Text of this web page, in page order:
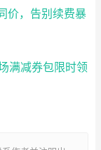
价，告别续费暴
满减券包限时领